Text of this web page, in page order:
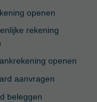
openen
rekening
openen
aanvragen
beleggen